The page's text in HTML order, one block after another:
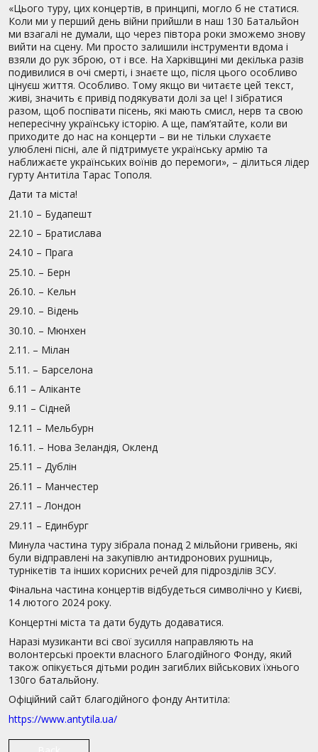
«Цього туру, цих концертів, в принципі, могло б не статися.
Коли ми у перший день війни прийшли в наш 130 Батальйон
ми взагалі не думали, що через півтора роки зможемо знову
вийти на сцену. Ми просто залишили інструменти вдома і
взяли до рук зброю, от і все. На Харківщині ми декілька разів
подивилися в очі смерті, і знаєте що, після цього особливо
цінуєш життя. Особливо. Тому якщо ви читаєте цей текст,
живі, значить є привід подякувати долі за це! І зібратися
разом, щоб поспівати пісень, які мають смисл, нерв та свою
непересічну українську історію. А ще, пам’ятайте, коли ви
приходите до нас на концерти – ви не тільки слухаєте
улюблені пісні, але й підтримуєте українську армію та
наближаєте українських воїнів до перемоги», – ділиться лідер
гурту Антитіла Тарас Тополя.
Дати та міста!
21.10 – Будапешт
22.10 – Братислава
24.10 – Прага
25.10. – Берн
26.10. – Кельн
29.10. – Відень
30.10. – Мюнхен
2.11. – Мілан
5.11. – Барселона
6.11 – Аліканте
9.11 – Сідней
12.11 – Мельбурн
16.11. – Нова Зеландія, Окленд
25.11 – Дублін
26.11 – Манчестер
27.11 – Лондон
29.11 – Единбург
Минула частина туру зібрала понад 2 мільйони гривень, які
були відправлені на закупівлю антидронових рушниць,
турнікетів та інших корисних речей для підрозділів ЗСУ.
Фінальна частина концертів відбудеться символічно у Києві,
14 лютого 2024 року.
Концертні міста та дати будуть додаватися.
Наразі музиканти всі свої зусилля направляють на
волонтерські проекти власного Благодійного Фонду, який
також опікується дітьми родин загиблих військових їхнього
130го батальйону.
Офіційний сайт благодійного фонду Антитіла:
https://www.antytila.ua/